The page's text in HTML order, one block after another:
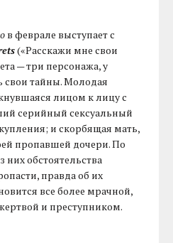
в феврале выступает с
(«Расскажи мне свои
— три персонажа, у
свои тайны. Молодая
лицом к лицу с
серийный сексуальный
и скорбящая мать,
пропавшей дочери. По
них обстоятельства
правда об их
все более мрачной,
и преступником.